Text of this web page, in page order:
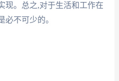
现。总之,对于生活和工作在
必不可少的。